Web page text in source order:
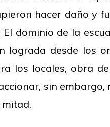
hacer daño y
El dominio de la
lograda desde los
los locales, obra
sin embargo,